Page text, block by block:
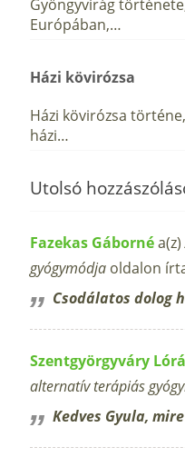
Gyöngyvirág
Európában,…
Házi kövirózsa
Házi kövirózsa
házi…
Utolsó
Fazekas Gábornéa(z)
gyógymódja oldalon
Csodálatos dolog
Szentgyörgyváry
alternatív terápiás
Kedves Gyula,